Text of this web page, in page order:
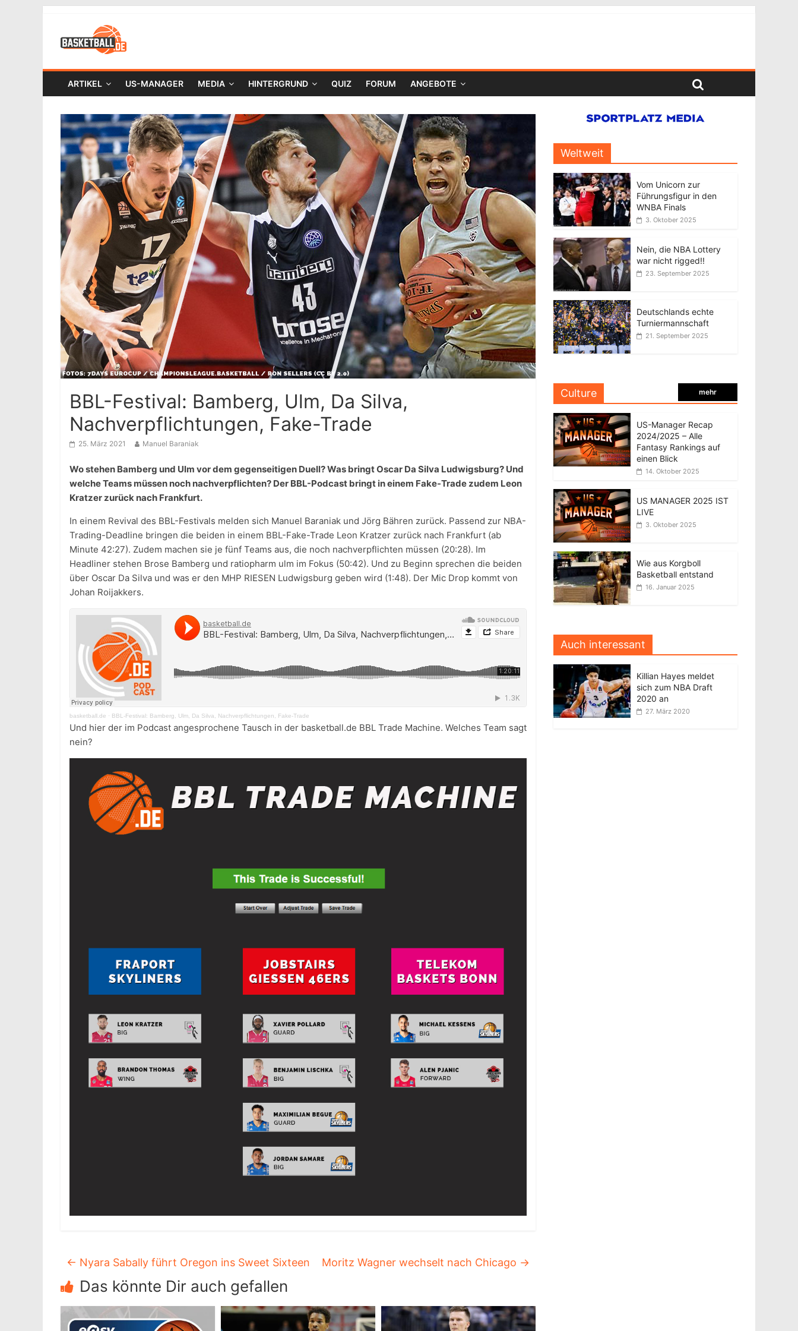
ARTIKEL US-MANAGER MEDIA HINTERGRUND QUIZ FORUM ANGEBOTE
BBL-Festival: Bamberg, Ulm, Da Silva,
Nachverpflichtungen, Fake-Trade
25. März 2021 Manuel Baraniak
Wo stehen Bamberg und Ulm vor dem gegenseitigen Duell? Was bringt Oscar Da Silva Ludwigsburg? Und
welche Teams müssen noch nachverpflichten? Der BBL-Podcast bringt in einem Fake-Trade zudem Leon
Kratzer zurück nach Frankfurt.
In einem Revival des BBL-Festivals melden sich Manuel Baraniak und Jörg Bähren zurück. Passend zur NBA-
Trading-Deadline bringen die beiden in einem BBL-Fake-Trade Leon Kratzer zurück nach Frankfurt (ab
Minute 42:27). Zudem machen sie je fünf Teams aus, die noch nachverpflichten müssen (20:28). Im
Headliner stehen Brose Bamberg und ratiopharm ulm im Fokus (50:42). Und zu Beginn sprechen die beiden
über Oscar Da Silva und was er den MHP RIESEN Ludwigsburg geben wird (1:48). Der Mic Drop kommt von
Johan Roijakkers.
basketball.de · BBL-Festival: Bamberg, Ulm, Da Silva, Nachverpflichtungen, Fake-Trade
Und hier der im Podcast angesprochene Tausch in der basketball.de BBL Trade Machine. Welches Team sagt
nein?
← Nyara Sabally führt Oregon ins Sweet Sixteen Moritz Wagner wechselt nach Chicago →
Das könnte Dir auch gefallen
Weltweit
Vom Unicorn zur
Führungsfigur in den
WNBA Finals
3. Oktober 2025
Nein, die NBA Lottery
war nicht rigged!!
23. September 2025
Deutschlands echte
Turniermannschaft
21. September 2025
Culture mehr
US-Manager Recap
2024/2025 – Alle
Fantasy Rankings auf
einen Blick
14. Oktober 2025
US MANAGER 2025 IST
LIVE
3. Oktober 2025
Wie aus Korgboll
Basketball entstand
16. Januar 2025
Auch interessant
Killian Hayes meldet
sich zum NBA Draft
2020 an
27. März 2020